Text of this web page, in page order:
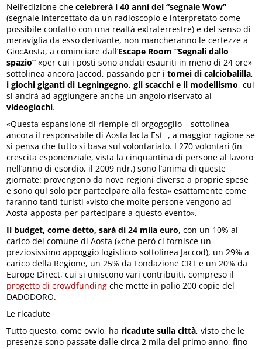
Nell’edizione checelebrerà i 40 anni del “segnale Wow”
(segnale intercettato da un radioscopio e interpretato come
possibile contatto con una realtà extraterrestre) e del senso di
meraviglia da esso derivante, non mancheranno le certezze a
GiocAosta, a cominciare dall’Escape Room “Segnali dallo
spazio” «per cui i posti sono andati esauriti in meno di 24 ore»
sottolinea ancora Jaccod, passando per itornei di calciobalilla,
i giochi giganti di Legningegno,gli scacchi e il modellismo, cui
si andrà ad aggiungere anche un angolo riservato ai
videogiochi.
«Questa espansione di riempie di orgogoglio – sottolinea
ancora il responsabile di Aosta Iacta Est -, a maggior ragione se
si pensa che tutto si basa sul volontariato. I 270 volontari (in
crescita esponenziale, vista la cinquantina di persone al lavoro
nell’anno di esordio, il 2009 ndr.) sono l’anima di queste
giornate: provengono da nove regioni diverse a proprie spese
e sono qui solo per partecipare alla festa» esattamente come
faranno tanti turisti «visto che molte persone vengono ad
Aosta apposta per partecipare a questo evento».
Il budget, come detto, sarà di 24 mila euro, con un 10% al
carico del comune di Aosta («che però ci fornisce un
preziosissimo appoggio logistico» sottolinea Jaccod), un 29% a
carico della Regione, un 25% da Fondazione CRT e un 20% da
Europe Direct, cui si uniscono vari contribuiti, compreso il
progetto di crowdfunding che mette in palio 200 copie del
DADODORO.
Le ricadute
Tutto questo, come ovvio, ha ricadute sulla città, visto che le
presenze sono passate dalle circa 2 mila del primo anno, fino